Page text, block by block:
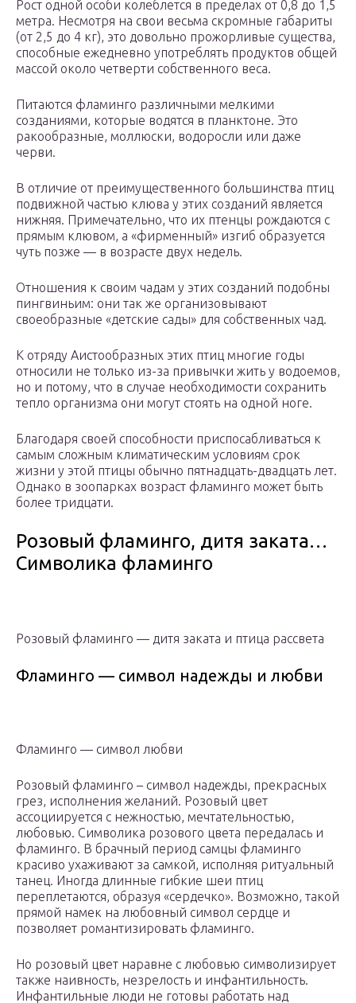
Рост одной особи колеблется в пределах от 0,8 до 1,5
метра. Несмотря на свои весьма скромные габариты
(от 2,5 до 4 кг), это довольно прожорливые существа,
способные ежедневно употреблять продуктов общей
массой около четверти собственного веса.
Питаются фламинго различными мелкими
созданиями, которые водятся в планктоне. Это
ракообразные, моллюски, водоросли или даже
черви.
В отличие от преимущественного большинства птиц
подвижной частью клюва у этих созданий является
нижняя. Примечательно, что их птенцы рождаются с
прямым клювом, а «фирменный» изгиб образуется
чуть позже — в возрасте двух недель.
Отношения к своим чадам у этих созданий подобны
пингвиньим: они так же организовывают
своеобразные «детские сады» для собственных чад.
К отряду Аистообразных этих птиц многие годы
относили не только из-за привычки жить у водоемов,
но и потому, что в случае необходимости сохранить
тепло организма они могут стоять на одной ноге.
Благодаря своей способности приспосабливаться к
самым сложным климатическим условиям срок
жизни у этой птицы обычно пятнадцать-двадцать лет.
Однако в зоопарках возраст фламинго может быть
более тридцати.
Розовый фламинго, дитя заката…
Символика фламинго
Розовый фламинго — дитя заката и птица рассвета
Фламинго — символ надежды и любви
Фламинго — символ любви
Розовый фламинго – символ надежды, прекрасных
грез, исполнения желаний. Розовый цвет
ассоциируется с нежностью, мечтательностью,
любовью. Символика розового цвета передалась и
фламинго. В брачный период самцы фламинго
красиво ухаживают за самкой, исполняя ритуальный
танец. Иногда длинные гибкие шеи птиц
переплетаются, образуя «сердечко». Возможно, такой
прямой намек на любовный символ сердце и
позволяет романтизировать фламинго.
Но розовый цвет наравне с любовью символизирует
также наивность, незрелость и инфантильность.
Инфантильные люди не готовы работать над